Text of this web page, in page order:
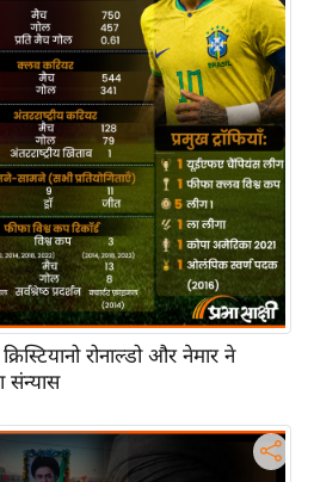
रोनाल्डो और नेमार ने
संन्यास